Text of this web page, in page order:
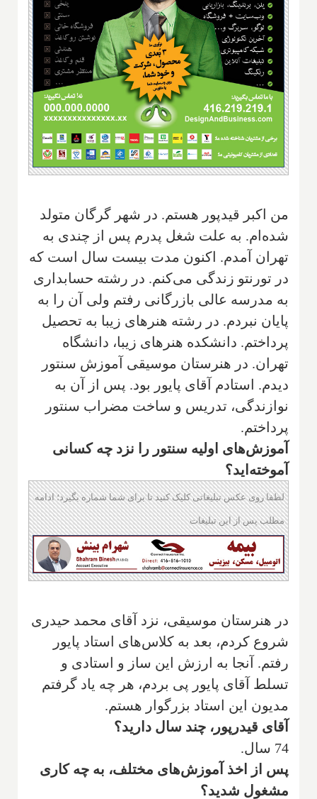
‌من اکبر قیدپور هستم. در شهر گرگان متولد
شده‌ام. به علت شغل پدرم پس از چندی به
تهران آمدم. اکنون مدت بیست سال است که
در تورنتو زندگی می‌کنم. در رشته حسابداری
به مدرسه عالی بازرگانی رفتم ولی آن را به
پایان نبردم. در رشته هنرهای زیبا به تحصیل
پرداختم. دانشکده هنرهای زیبا، دانشگاه
تهران. در هنرستان موسیقی آموزش سنتور
دیدم. استادم آقای پایور بود. پس از آن به
نوازندگی، تدریس و ساخت مضراب سنتور
پرداختم.
‌آموزش‌های اولیه سنتور را نزد چه کسانی
آموخته‌اید؟
لطفا روی عکس تبلیغاتی کلیک کنید تا برای شما شماره بگیرد؛ ادامه
مطلب پس از این تبلیغات
‌در هنرستان موسیقی، نزد آقای محمد حیدری
شروع کردم، بعد به کلاس‌های استاد پایور
رفتم. آنجا به ارزش این ساز و استادی و
تسلط آقای پایور پی بردم، هر چه یاد گرفتم
مدیون این استاد بزرگوار هستم.
‌آقای قیدرپور، چند سال دارید؟
‌74 سال.
‌پس از اخذ آموزش‌های مختلف، به چه کاری
مشغول شدید؟